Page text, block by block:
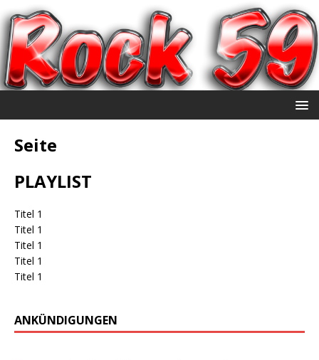
Seite
PLAYLIST
Titel 1
Titel 1
Titel 1
Titel 1
Titel 1
ANKÜNDIGUNGEN